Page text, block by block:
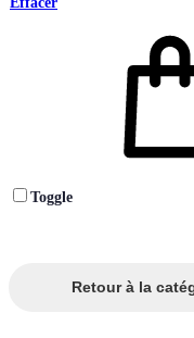
Toggle
Retour à la